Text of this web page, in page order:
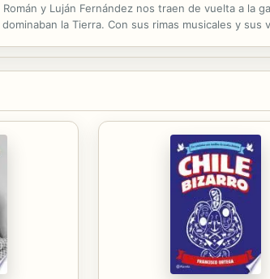
y Luján Fernández nos traen de vuelta a la
la Tierra. Con sus rimas musicales y